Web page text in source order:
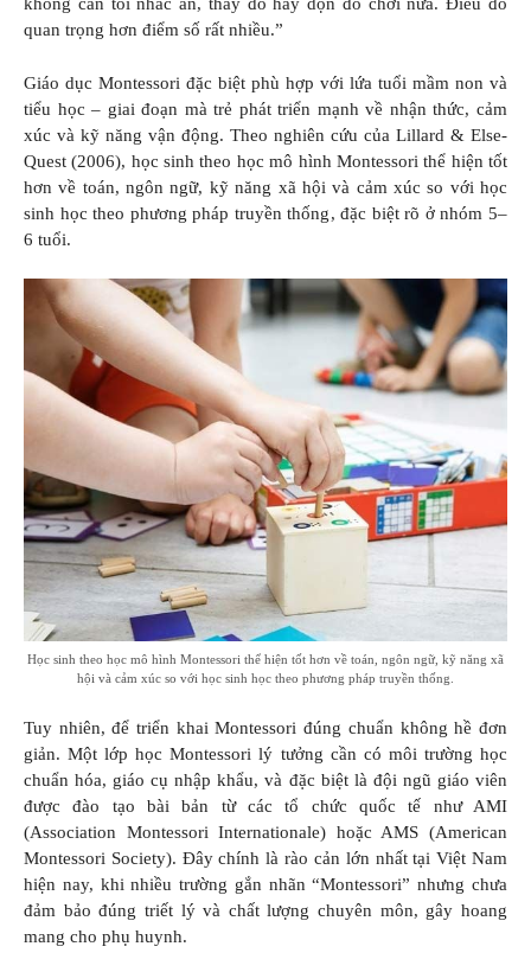
quan trọng hơn điểm số rất nhiều.”
Giáo dục Montessori đặc biệt phù hợp với lứa tuổi mầm non và
tiểu học – giai đoạn mà trẻ phát triển mạnh về nhận thức, cảm
xúc và kỹ năng vận động. Theo nghiên cứu của Lillard & Else-
Quest (2006), học sinh theo học mô hình Montessori thể hiện tốt
hơn về toán, ngôn ngữ, kỹ năng xã hội và cảm xúc so với học
sinh học theo phương pháp truyền thống, đặc biệt rõ ở nhóm 5–
6 tuổi.
Học sinh theo học mô hình Montessori thể hiện tốt hơn về toán, ngôn ngữ, kỹ năng xã
hội và cảm xúc so với học sinh học theo phương pháp truyền thống.
Tuy nhiên, để triển khai Montessori đúng chuẩn không hề đơn
giản. Một lớp học Montessori lý tưởng cần có môi trường học
chuẩn hóa, giáo cụ nhập khẩu, và đặc biệt là đội ngũ giáo viên
được đào tạo bài bản từ các tổ chức quốc tế như AMI
(Association Montessori Internationale) hoặc AMS (American
Montessori Society). Đây chính là rào cản lớn nhất tại Việt Nam
hiện nay, khi nhiều trường gắn nhãn “Montessori” nhưng chưa
đảm bảo đúng triết lý và chất lượng chuyên môn, gây hoang
mang cho phụ huynh.